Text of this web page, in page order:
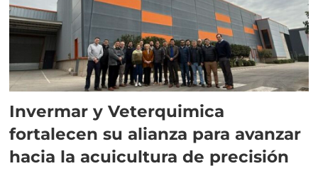
Invermar y Veterquimica
fortalecen su alianza para avanzar
hacia la acuicultura de precisión